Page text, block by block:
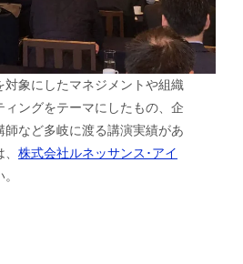
対象にしたマネジメントや組織
ィングをテーマにしたもの、企
師など多岐に渡る講演実績があ
、株式会社ルネッサンス･アイ